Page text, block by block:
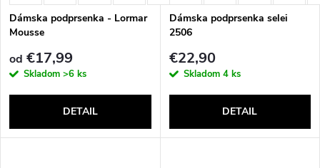
v
Dámska podprsenka - Lormar
Mousse
od €17,99
Skladom >6 ks
DETAIL
Dámska podprsenka selei
2506
€22,90
Skladom 4 ks
DETAIL